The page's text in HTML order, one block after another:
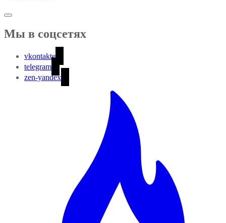
Мы в соцсетях
vkontakte
telegram
zen-yandex